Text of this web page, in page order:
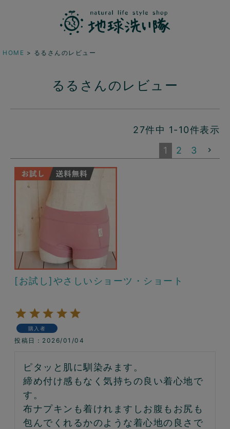
HOME るるさんのレビュー
るるさんのレビュー
27件中 1-10件表示
1
2 3
[お試し]やさしいショーツ・ショート
購入者
投稿日 2026/01/04
ピタッと肌に馴染みます。
締め付け感もなく気持ちの良い着心地で
す。
布ナプキンも着けれますしお腹もお尻も
包んでくれるかのような着心地の良さで